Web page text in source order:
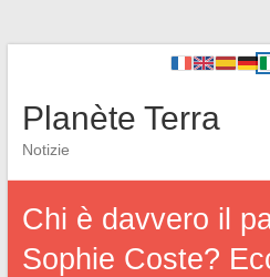
Planète Terra
Notizie
Chi è davvero il
Sophie Coste?